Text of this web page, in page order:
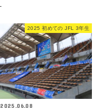
2025 初めての JFL 3年生
2025.06.08